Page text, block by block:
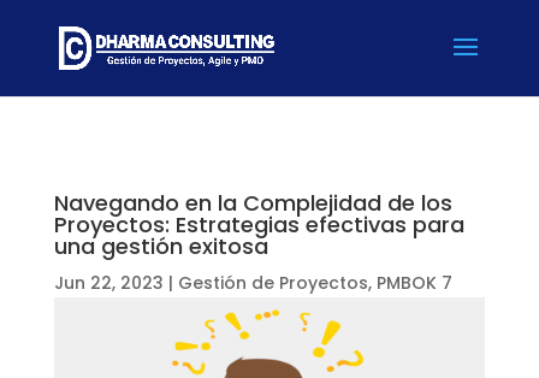
Navegando en la Complejidad de los
Proyectos: Estrategias efectivas para
una gestión exitosa
Jun 22, 2023 | Gestión de Proyectos, PMBOK 7